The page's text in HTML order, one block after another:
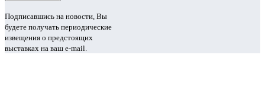
Подписавшись на новости, Вы
будете получать периодические
извещения о предстоящих
выставках на ваш e-mail.